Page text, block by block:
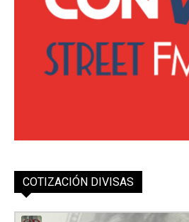
COTIZACIÓN DIVISAS